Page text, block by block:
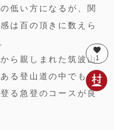
低い方になるが、関
は百の頂きに数えら
ら親しまれた筑波山
る登山道の中でも、
る急登のコースが良
favorite
1